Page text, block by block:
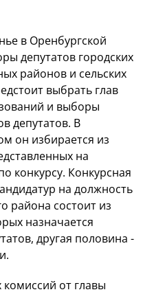
в Оренбургской
депутатов городских
районов и сельских
выбрать глав
и выборы
депутатов. В
он избирается из
на
конкурсу. Конкурсная
на должность
района состоит из
назначается
другая половина -
от главы